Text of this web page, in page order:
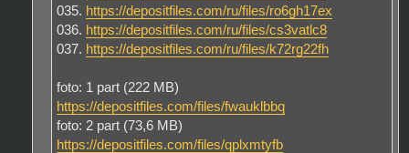
035. https://depositfiles.com/ru/files/ro6gh17ex
036. https://depositfiles.com/ru/files/cs3vatlc8
037. https://depositfiles.com/ru/files/k72rg22fh
foto: 1 part (222 MB)
https://depositfiles.com/files/fwauklbbq
foto: 2 part (73,6 MB)
https://depositfiles.com/files/qplxmtyfb